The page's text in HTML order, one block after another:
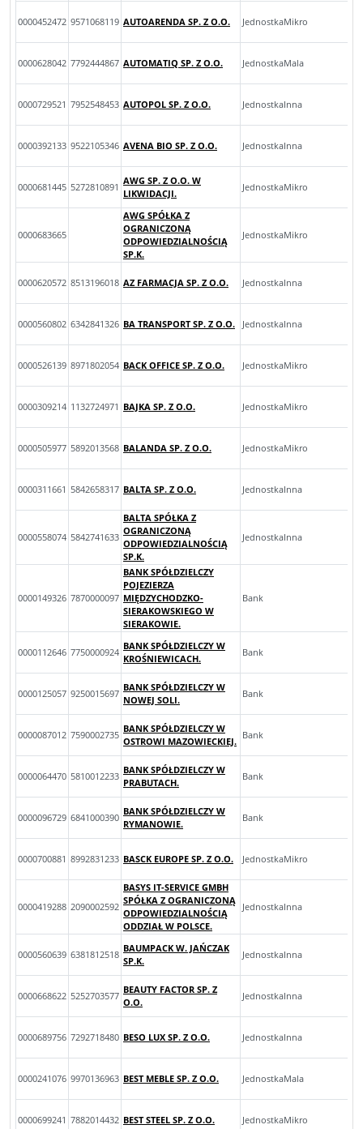
0000452472 9571068119 AUTOARENDA SP. Z O.O. JednostkaMikro
0000628042 7792444867 AUTOMATIQ SP. Z O.O. JednostkaMala
0000729521 7952548453 AUTOPOL SP. Z O.O. JednostkaInna
0000392133 9522105346 AVENA BIO SP. Z O.O. JednostkaInna
0000681445 5272810891
AWG SP. Z O.O. W
LIKWIDACJI.
JednostkaMikro
0000683665
AWG SPÓŁKA Z
OGRANICZONĄ
ODPOWIEDZIALNOŚCIĄ
SP.K.
JednostkaMikro
0000620572 8513196018 AZ FARMACJA SP. Z O.O. JednostkaInna
0000560802 6342841326 BA TRANSPORT SP. Z O.O. JednostkaInna
0000526139 8971802054 BACK OFFICE SP. Z O.O. JednostkaMikro
0000309214 1132724971 BAJKA SP. Z O.O. JednostkaMikro
0000505977 5892013568 BALANDA SP. Z O.O. JednostkaMikro
0000311661 5842658317 BALTA SP. Z O.O. JednostkaInna
0000558074 5842741633
BALTA SPÓŁKA Z
OGRANICZONĄ
ODPOWIEDZIALNOŚCIĄ
SP.K.
JednostkaInna
0000149326 7870000097
BANK SPÓŁDZIELCZY
POJEZIERZA
MIĘDZYCHODZKO-
SIERAKOWSKIEGO W
SIERAKOWIE.
Bank
0000112646 7750000924
BANK SPÓŁDZIELCZY W
KROŚNIEWICACH.
Bank
0000125057 9250015697
BANK SPÓŁDZIELCZY W
NOWEJ SOLI.
Bank
0000087012 7590002735
BANK SPÓŁDZIELCZY W
OSTROWI MAZOWIECKIEJ.
Bank
0000064470 5810012233
BANK SPÓŁDZIELCZY W
PRABUTACH.
Bank
0000096729 6841000390
BANK SPÓŁDZIELCZY W
RYMANOWIE.
Bank
0000700881 8992831233 BASCK EUROPE SP. Z O.O. JednostkaMikro
0000419288 2090002592
BASYS IT-SERVICE GMBH
SPÓŁKA Z OGRANICZONĄ
ODPOWIEDZIALNOŚCIĄ
ODDZIAŁ W POLSCE.
JednostkaInna
0000560639 6381812518
BAUMPACK W. JAŃCZAK
SP.K.
JednostkaInna
0000668622 5252703577
BEAUTY FACTOR SP. Z
O.O.
JednostkaInna
0000689756 7292718480 BESO LUX SP. Z O.O. JednostkaInna
0000241076 9970136963 BEST MEBLE SP. Z O.O. JednostkaMala
0000699241 7882014432 BEST STEEL SP. Z O.O. JednostkaMikro